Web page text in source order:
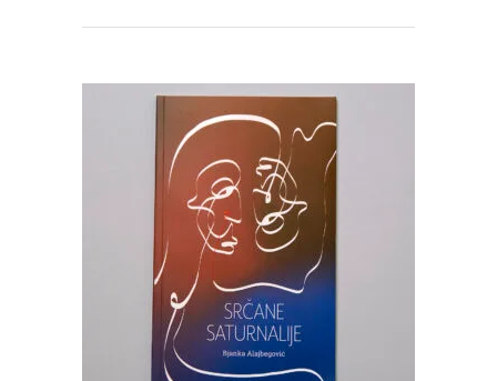
DODAJTE U KORPU